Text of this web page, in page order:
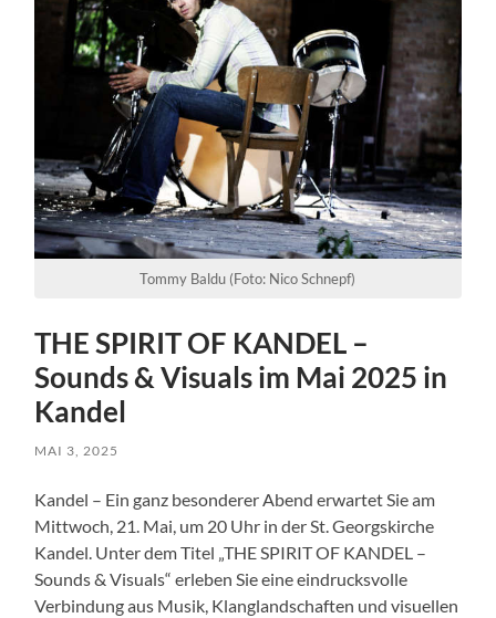
Tommy Baldu (Foto: Nico Schnepf)
THE SPIRIT OF KANDEL –
Sounds & Visuals im Mai 2025 in
Kandel
MAI 3, 2025
Kandel – Ein ganz besonderer Abend erwartet Sie am
Mittwoch, 21. Mai, um 20 Uhr in der St. Georgskirche
Kandel. Unter dem Titel „THE SPIRIT OF KANDEL –
Sounds & Visuals“ erleben Sie eine eindrucksvolle
Verbindung aus Musik, Klanglandschaften und visuellen